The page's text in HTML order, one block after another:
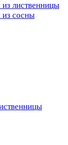
лиственницы
из сосны